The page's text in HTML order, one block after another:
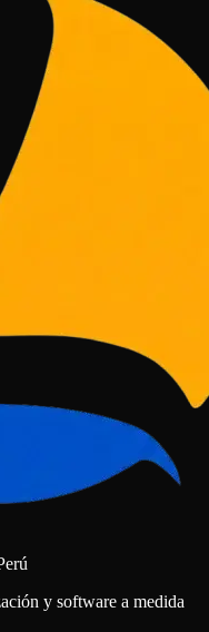
y software a medida